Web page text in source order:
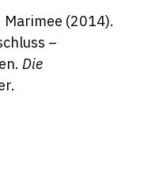
(2014).
–
Die